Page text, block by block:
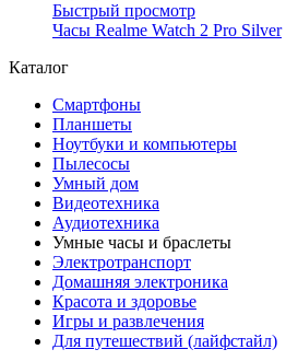
Быстрый просмотр
Часы Realme Watch 2 Pro Silver
Каталог
Смартфоны
Планшеты
Ноутбуки и компьютеры
Пылесосы
Умный дом
Видеотехника
Аудиотехника
Умные часы и браслеты
Электротранспорт
Домашняя электроника
Красота и здоровье
Игры и развлечения
Для путешествий (лайфстайл)